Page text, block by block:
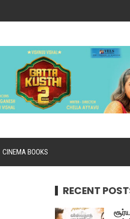
CINEMA BOOKS
RECENT